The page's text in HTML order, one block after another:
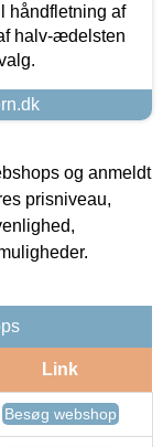
håndfletning af
halv-ædelsten
og anmeldt
prisniveau,
Link
Besøg webshop